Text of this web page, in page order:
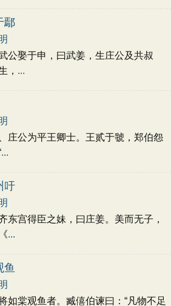
鄢
娶于申，曰武姜，生庄公及共叔
， ...
公为平王卿士。王贰于虢，郑伯怨
...
吁
东宫得臣之妹，曰庄姜。美而无子，
...
鱼
棠观鱼者。臧僖伯谏曰：“凡物不足